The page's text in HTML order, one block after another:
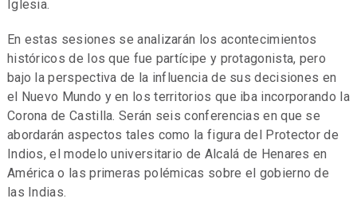
Iglesia.
En estas sesiones se analizarán los acontecimientos
históricos de los que fue partícipe y protagonista, pero
bajo la perspectiva de la influencia de sus decisiones en
el Nuevo Mundo y en los territorios que iba incorporando la
Corona de Castilla. Serán seis conferencias en que se
abordarán aspectos tales como la figura del Protector de
Indios, el modelo universitario de Alcalá de Henares en
América o las primeras polémicas sobre el gobierno de
las Indias.